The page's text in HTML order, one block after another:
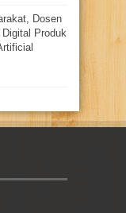
Dosen
Produk